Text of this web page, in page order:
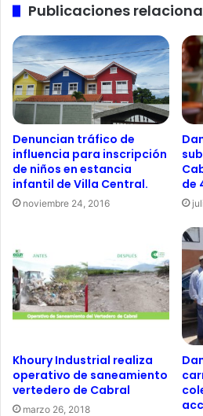
Publicaciones
Denuncian tráfico de
influencia para inscripción
de niños en estancia
infantil de Villa Central.
noviembre 24, 2016
de
Khoury Industrial realiza
operativo de saneamiento
vertedero de Cabral
marzo 26, 2018